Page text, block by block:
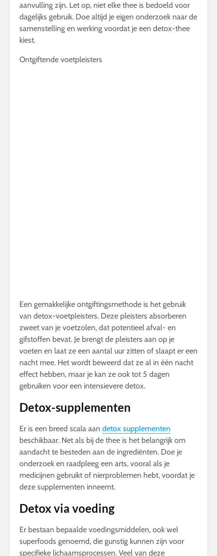
aanvulling zijn. Let op, niet elke thee is bedoeld voor
dagelijks gebruik. Doe altijd je eigen onderzoek naar de
samenstelling en werking voordat je een detox-thee
kiest.
Ontgiftende voetpleisters
Een gemakkelijke ontgiftingsmethode is het gebruik
van detox-voetpleisters. Deze pleisters absorberen
zweet van je voetzolen, dat potentieel afval- en
gifstoffen bevat. Je brengt de pleisters aan op je
voeten en laat ze een aantal uur zitten of slaapt er een
nacht mee. Het wordt beweerd dat ze al in één nacht
effect hebben, maar je kan ze ook tot 5 dagen
gebruiken voor een intensievere detox.
Detox-supplementen
Er is een breed scala aan detox supplementen
beschikbaar. Net als bij de thee is het belangrijk om
aandacht te besteden aan de ingrediënten. Doe je
onderzoek en raadpleeg een arts, vooral als je
medicijnen gebruikt of nierproblemen hebt, voordat je
deze supplementen inneemt.
Detox via voeding
Er bestaan bepaalde voedingsmiddelen, ook wel
superfoods genoemd, die gunstig kunnen zijn voor
specifieke lichaamsprocessen. Veel van deze